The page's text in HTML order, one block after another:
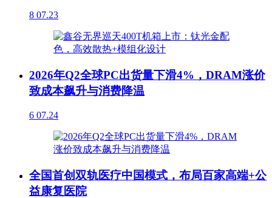
8 07.23
2026年Q2全球PC出货量下滑4%，DRAM涨价
致成本飙升与消费降温
6 07.24
全国首创双轨医疗中国模式，布局百家高端+公
益康复医院